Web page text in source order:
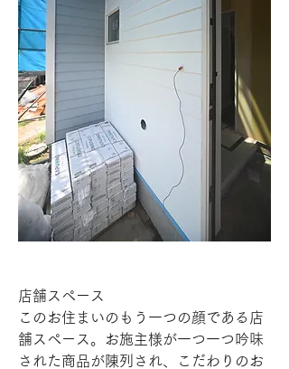
店舗スペース
このお住まいのもう一つの顔である店
舗スペース。お施主様が一つ一つ吟味
された商品が陳列され、こだわりのお